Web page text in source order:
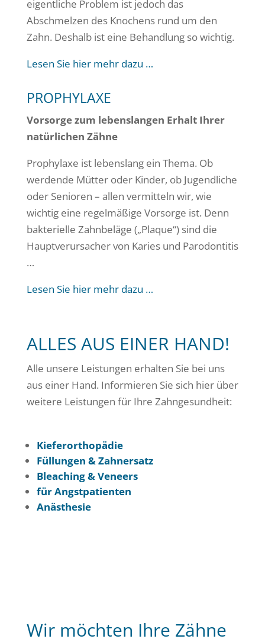
eigentliche Problem ist jedoch das
Abschmelzen des Knochens rund um den
Zahn. Deshalb ist eine Behandlung so wichtig.
Lesen Sie hier mehr dazu …
PROPHYLAXE
Vorsorge zum lebenslangen Erhalt Ihrer
natürlichen Zähne
Prophylaxe ist lebenslang ein Thema. Ob
werdende Mütter oder Kinder, ob Jugendliche
oder Senioren – allen vermitteln wir, wie
wichtig eine regelmäßige Vorsorge ist. Denn
bakterielle Zahnbeläge („Plaque“) sind die
Hauptverursacher von Karies und Parodontitis
…
Lesen Sie hier mehr dazu …
ALLES AUS EINER HAND!
Alle unsere Leistungen erhalten Sie bei uns
aus einer Hand. Informieren Sie sich hier über
weitere Leistungen für Ihre Zahngesundheit:
Kieferorthopädie
Füllungen & Zahnersatz
Bleaching & Veneers
für Angstpatienten
Anästhesie
Wir möchten Ihre Zähne